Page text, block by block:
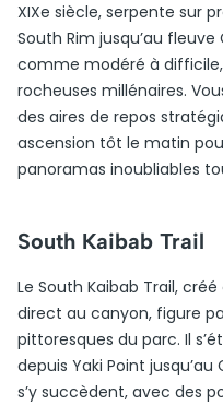
XIXe siècle, serpente sur
South Rim jusqu’au
comme modéré à
rocheuses millénaires.
des aires de repos
ascension tôt le matin
panoramas inoubliables
South Kaibab Trail
Le South Kaibab Trail,
direct au canyon, figure
pittoresques du parc. Il
depuis Yaki Point
s’y succèdent, avec des